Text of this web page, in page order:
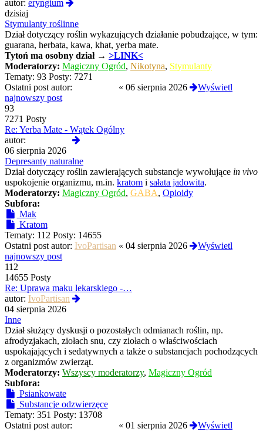
autor: eryngium
post
dzisiaj
Stymulanty roślinne
Dział dotyczący roślin wykazujących działanie pobudzające, w tym:
guarana, herbata, kawa, khat, yerba mate.
Tytoń ma osobny dział → >LINK<
Moderatorzy: Magiczny Ogród, Nikotyna, Stymulanty
Tematy: 93 Posty: 7271
Ostatni post autor:
« 06 sierpnia 2026
Wyświetl
najnowszy post
93
7271 Posty
Re: Yerba Mate - Wątek Ogólny
autor:
post
06 sierpnia 2026
Depresanty naturalne
Dział dotyczący roślin zawierających substancje wywołujące in vivo
uspokojenie organizmu, m.in. kratom i sałata jadowita.
Moderatorzy: Magiczny Ogród, GABA, Opioidy
Subfora:
Mak
Kratom
Tematy: 112 Posty: 14655
Ostatni post autor: IvoPartisan « 04 sierpnia 2026
Wyświetl
najnowszy post
112
14655 Posty
Re: Uprawa maku lekarskiego -…
autor: IvoPartisan
04 sierpnia 2026
Inne
Dział służący dyskusji o pozostałych odmianach roślin, np.
afrodyzjakach, ziołach snu, czy ziołach o właściwościach
uspokajających i sedatywnych a także o substancjach pochodzących
z organizmów zwierząt.
Moderatorzy: Wszyscy moderatorzy, Magiczny Ogród
Subfora:
Psiankowate
Substancje odzwierzęce
Tematy: 351 Posty: 13708
Ostatni post autor:
« 01 sierpnia 2026
Wyświetl